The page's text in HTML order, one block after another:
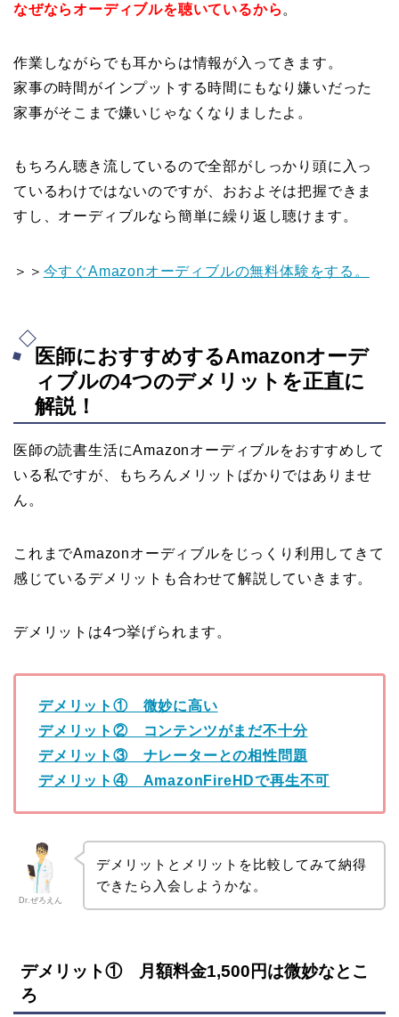
なぜならオーディブルを聴いているから 。
作業しながらでも耳からは情報が入ってきます。
家事の時間がインプットする時間にもなり嫌いだった
家事がそこまで嫌いじゃなくなりましたよ。
もちろん聴き流しているので全部がしっかり頭に入っ
ているわけではないのですが、おおよそは把握できま
すし、オーディブルなら簡単に繰り返し聴けます。
＞＞ 今すぐAmazonオーディブルの無料体験をする。
医師におすすめするAmazonオーデ
ィブルの4つのデメリットを正直に
解説！
医師の読書生活にAmazonオーディブルをおすすめして
いる私ですが、もちろんメリットばかりではありませ
ん。
これまでAmazonオーディブルをじっくり利用してきて
感じているデメリットも合わせて解説していきます。
デメリットは4つ挙げられます。
デメリット① 微妙に高い
デメリット② コンテンツがまだ不十分
デメリット③ ナレーターとの相性問題
デメリット④ AmazonFireHDで再生不可
Dr.ぜろえん
デメリットとメリットを比較してみて納得
できたら入会しようかな。
デメリット① 月額料金1,500円は微妙なとこ
ろ